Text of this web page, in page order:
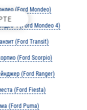
(Ford Mondeo)
4 (Ford Mondeo 4)
(Ford Transit)
(Ford Scorpio)
(Ford Ranger)
(Ford Fiesta)
(Ford Puma)